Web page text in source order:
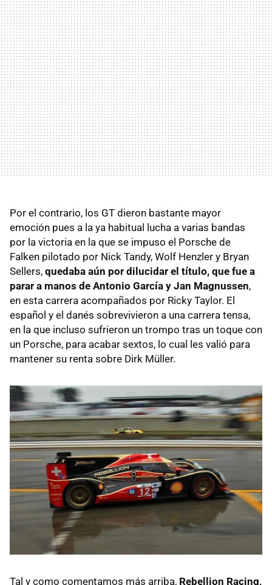
Por el contrario, los GT dieron bastante mayor
emoción pues a la ya habitual lucha a varias bandas
por la victoria en la que se impuso el Porsche de
Falken pilotado por Nick Tandy, Wolf Henzler y Bryan
Sellers, quedaba aún por dilucidar el título, que fue a
parar a manos de Antonio García y Jan Magnussen,
en esta carrera acompañados por Ricky Taylor. El
español y el danés sobrevivieron a una carrera tensa,
en la que incluso sufrieron un trompo tras un toque con
un Porsche, para acabar sextos, lo cual les valió para
mantener su renta sobre Dirk Müller.
Tal y como comentamos más arriba, Rebellion Racing,